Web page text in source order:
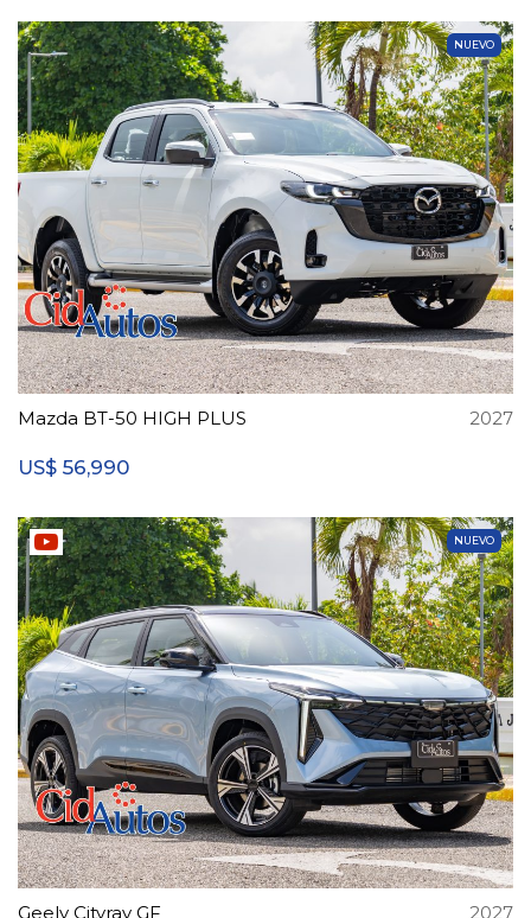
NUEVO
Mazda BT-50 HIGH PLUS 2027
US$ 56,990
NUEVO
Geely Cityray GF 2027